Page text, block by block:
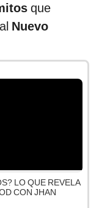
que
Nuevo
LO QUE REVELA
CON JHAN